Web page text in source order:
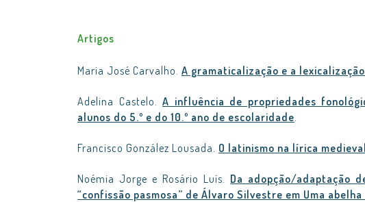
Artigos
Maria José Carvalho. A gramaticalização e a
Adelina Castelo.A influência de propriedades
alunos do 5.º e do 10.º ano de escolaridade.
Francisco González Lousada. O latinismo na lírica
Noémia Jorge e Rosário Luís. Da adopção/adaptação
“confissão pasmosa” de Álvaro Silvestre em Uma abelha